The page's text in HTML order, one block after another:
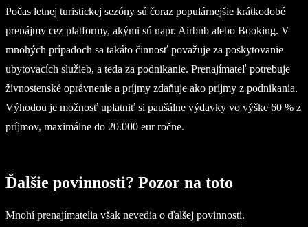
Počas letnej turistickej sezóny sú čoraz populárnejšie krátkodobé
prenájmy cez platformy, akými sú napr. Airbnb alebo Booking. V
mnohých prípadoch sa takáto činnosť považuje za poskytovanie
ubytovacích služieb, a teda za podnikanie. Prenajímateľ potrebuje
živnostenské oprávnenie a príjmy zdaňuje ako príjmy z podnikania.
Výhodou je možnosť uplatniť si paušálne výdavky vo výške 60 % z
príjmov, maximálne do 20.000 eur ročne.
Ďalšie povinnosti? Pozor na toto
Mnohí prenajímatelia však nevedia o ďalšej povinnosti.